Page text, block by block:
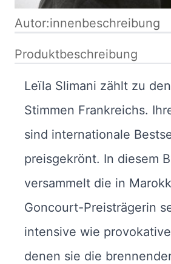
Autor:innenbeschreibung
Produktbeschreibung
Leïla Slimani zählt zu
Stimmen Frankreichs.
sind internationale
preisgekrönt. In diesem
versammelt die in
Goncourt-Preisträgerin
intensive wie
denen sie die